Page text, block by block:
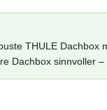
THULE
Dachbox sinnvoller